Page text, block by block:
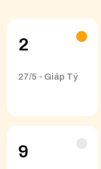
2
27/5 - Giáp Tý
9